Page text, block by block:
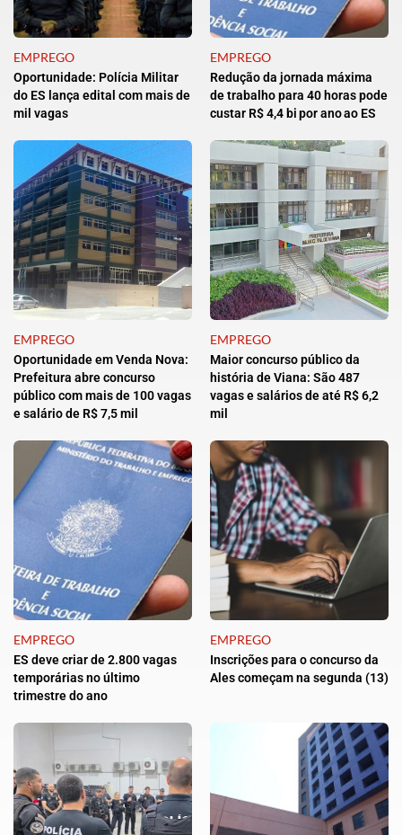
EMPREGO
Oportunidade: Polícia Militar
do ES lança edital com mais de
mil vagas
EMPREGO
Redução da jornada máxima
de trabalho para 40 horas pode
custar R$ 4,4 bi por ano ao ES
EMPREGO
Oportunidade em Venda Nova:
Prefeitura abre concurso
público com mais de 100 vagas
e salário de R$ 7,5 mil
EMPREGO
Maior concurso público da
história de Viana: São 487
vagas e salários de até R$ 6,2
mil
EMPREGO
ES deve criar de 2.800 vagas
temporárias no último
trimestre do ano
EMPREGO
Inscrições para o concurso da
Ales começam na segunda (13)